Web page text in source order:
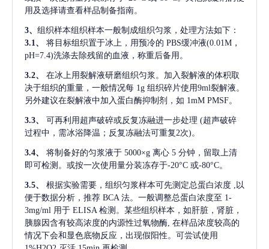
用及选择请查看样品制备指南。
3、 组织样本组织样本一般制成组织匀浆，处理方法如下：
3.1、
将目标组织置于冰上，用预冷的 PBS缓冲液(0.01M，
pH=7.4)洗涤去除残留的血液，称重后备用。
3.2、
在冰上用裂解液研磨组织匀浆。加入裂解液的体积取
决于组织的重量，一般情况每 1g 组织碎片使用9ml裂解液。
另外建议在裂解液中加入蛋白酶抑制剂，如 1mM PMSF。
3.3、 可再利用超声破碎或反复冻融进一步处理 (超声破碎
过程中，需冰浴降温；反复冻融法可重复2次)。
3.4、 将制备好的匀浆液于 5000×g 离心 5 分钟，留取上清
即可检测。或按一次使用量分装冻存于-20°C 或-80°C。
3.5、 根据实验需要，组织匀浆样本可先测定总蛋白浓度
,以
便于数据分析，推荐 BCA 法。一般调整总蛋白浓度至 1-
3mg/ml 用于 ELISA 检测。某些组织样本，如肝脏，肾脏，
胰腺因含有较高浓度的内源性过氧物酶, 在样品浓度较高的
情况下会和显色底物反应，出现假阳性。可尝试使用